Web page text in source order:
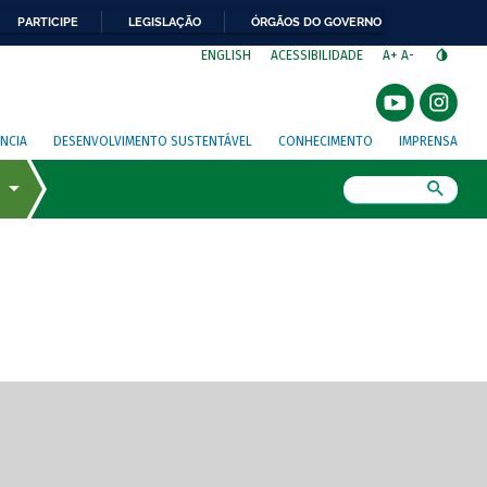
PARTICIPE LEGISLAÇÃO ÓRGÃOS DO GOVERNO
ENGLISH ACESSIBILIDADE A+ A-
DESENVOLVIMENTO SUSTENTÁVEL CONHECIMENTO IMPRENSA
de tela